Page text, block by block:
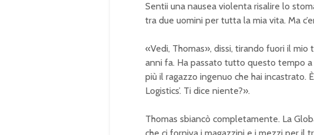
Sentii una nausea violenta risalire lo
tra due uomini per tutta la mia vita. Ma
«Vedi, Thomas», dissi, tirando fuori il
anni fa. Ha passato tutto questo tempo
più il ragazzo ingenuo che hai incastrato.
Logistics’. Ti dice niente?».
Thomas sbiancò completamente. La